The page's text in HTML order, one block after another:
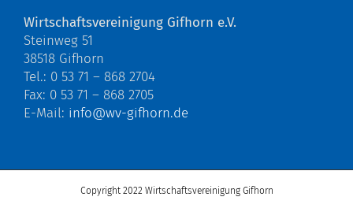
Wirtschaftsvereinigung Gifhorn e.V.
Steinweg 51
38518 Gifhorn
Tel.: 0 53 71 – 868 2704
Fax: 0 53 71 – 868 2705
E-Mail: info@wv-gifhorn.de
Copyright 2022 Wirtschaftsvereinigung Gifhorn